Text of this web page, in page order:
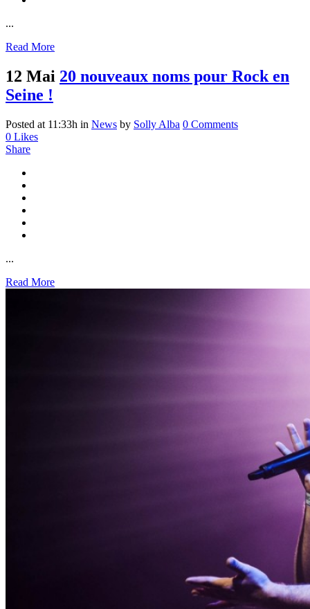
...
Read More
12 Mai 20 nouveaux noms pour Rock en
Seine !
Posted at 11:33h in News by Solly Alba 0 Comments
0 Likes
Share
...
Read More